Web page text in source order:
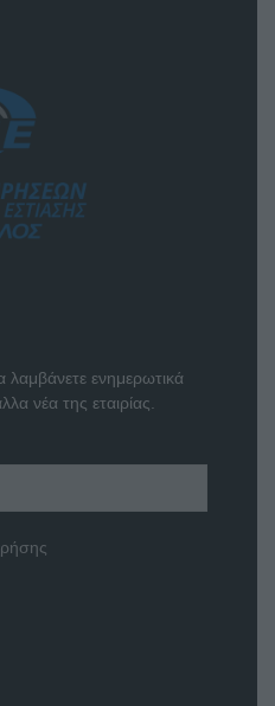
λαμβάνετε ενημερωτικά
νέα της εταιρίας.